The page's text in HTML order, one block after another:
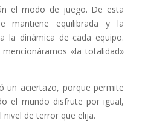
el modo de juego. De esta
mantiene equilibrada y la
la dinámica de cada equipo.
«la totalidad»
un aciertazo, porque permite
el mundo disfrute por igual,
de terror que elija.